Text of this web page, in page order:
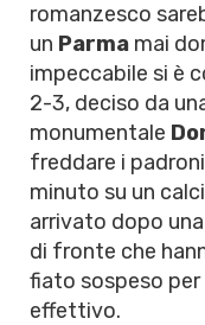
romanzesco
un Parma mai
impeccabile si è
2-3, deciso da
monumentale
freddare i
minuto su un
arrivato dopo
di fronte che
fiato sospeso
effettivo.